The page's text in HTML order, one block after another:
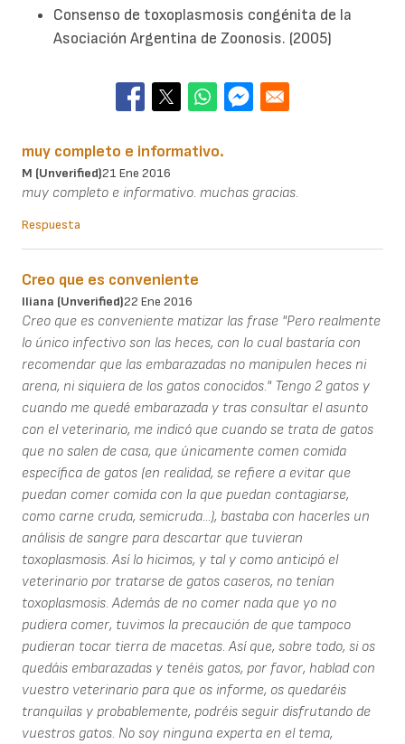
Consenso de toxoplasmosis congénita de la
Asociación Argentina de Zoonosis. (2005)
muy completo e informativo.
M (unverified)21 Ene 2016
muy completo e informativo. muchas gracias.
Respuesta
Creo que es conveniente
Iliana (unverified)22 Ene 2016
Creo que es conveniente matizar las frase "Pero realmente
lo único infectivo son las heces, con lo cual bastaría con
recomendar que las embarazadas no manipulen heces ni
arena, ni siquiera de los gatos conocidos." Tengo 2 gatos y
cuando me quedé embarazada y tras consultar el asunto
con el veterinario, me indicó que cuando se trata de gatos
que no salen de casa, que únicamente comen comida
específica de gatos (en realidad, se refiere a evitar que
puedan comer comida con la que puedan contagiarse,
como carne cruda, semicruda...), bastaba con hacerles un
análisis de sangre para descartar que tuvieran
toxoplasmosis. Así lo hicimos, y tal y como anticipó el
veterinario por tratarse de gatos caseros, no tenían
toxoplasmosis. Además de no comer nada que yo no
pudiera comer, tuvimos la precaución de que tampoco
pudieran tocar tierra de macetas. Así que, sobre todo, si os
quedáis embarazadas y tenéis gatos, por favor, hablad con
vuestro veterinario para que os informe, os quedaréis
tranquilas y probablemente, podréis seguir disfrutando de
vuestros gatos. No soy ninguna experta en el tema,